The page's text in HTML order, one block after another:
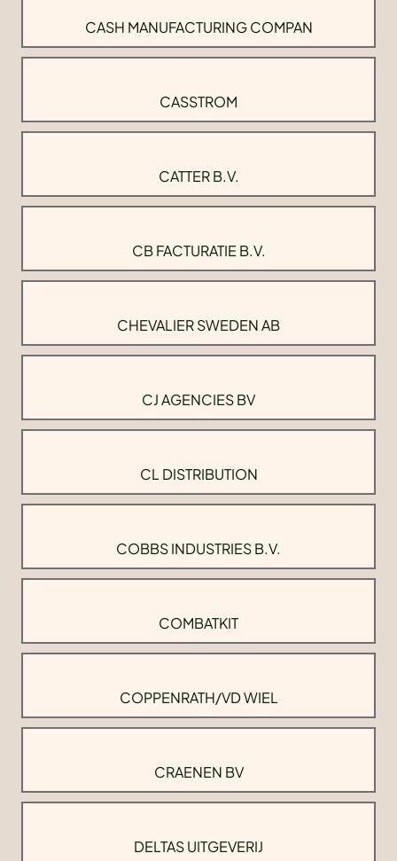
CASH MANUFACTURING COMPAN
CASSTROM
CATTER B.V.
CB FACTURATIE B.V.
CHEVALIER SWEDEN AB
CJ AGENCIES BV
CL DISTRIBUTION
COBBS INDUSTRIES B.V.
COMBATKIT
COPPENRATH/VD WIEL
CRAENEN BV
DELTAS UITGEVERIJ